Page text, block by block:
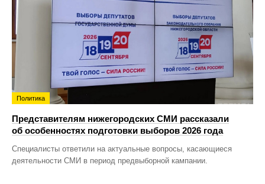
Политика
Представителям нижегородских СМИ рассказали
об особенностях подготовки выборов 2026 года
Специалисты ответили на актуальные вопросы, касающиеся
деятельности СМИ в период предвыборной кампании.